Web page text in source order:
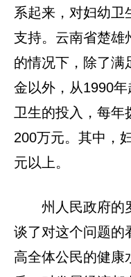
系起来，对妇幼卫
支持。云南省楚雄
的情况下，除了满
金以外，从1990
卫生的投入，每年
200万元。其中，
元以上。
州人民政府的
谈了对这个问题的
高全体公民的健康